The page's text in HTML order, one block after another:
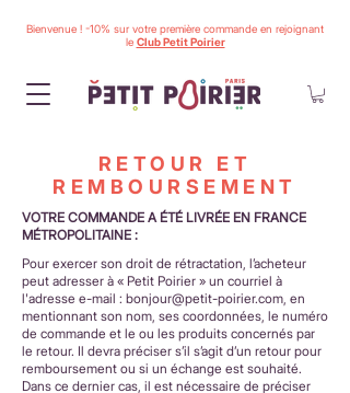
Bienvenue ! -10% sur votre première commande en rejoignant
le Club Petit Poirier
RETOUR ET
REMBOURSEMENT
VOTRE COMMANDE A ÉTÉ LIVRÉE EN FRANCE
MÉTROPOLITAINE :
Pour exercer son droit de rétractation, l’acheteur
peut adresser à « Petit Poirier » un courriel à
l'adresse e-mail : bonjour@petit-poirier.com , en
mentionnant son nom, ses coordonnées, le numéro
de commande et le ou les produits concernés par
le retour. Il devra préciser s’il s’agit d’un retour pour
remboursement ou si un échange est souhaité.
Dans ce dernier cas, il est nécessaire de préciser